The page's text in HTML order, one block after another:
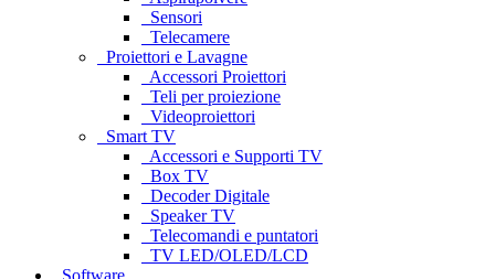
Sensori
Telecamere
Proiettori e Lavagne
Accessori Proiettori
Teli per proiezione
Videoproiettori
Smart TV
Accessori e Supporti TV
Box TV
Decoder Digitale
Speaker TV
Telecomandi e puntatori
TV LED/OLED/LCD
Software